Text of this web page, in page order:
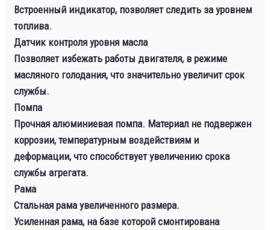
Встроенный индикатор, позволяет следить за уровнем
топлива.
Датчик контроля уровня масла
Позволяет избежать работы двигателя, в режиме
масляного голодания, что значительно увеличит срок
службы.
Помпа
Прочная алюминиевая помпа. Материал не подвержен
коррозии, температурным воздействиям и
деформации, что способствует увеличению срока
службы агрегата.
Рама
Стальная рама увеличенного размера.
Усиленная рама, на базе которой смонтирована